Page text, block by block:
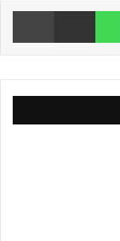
واتساب مشاركة عبر البريد